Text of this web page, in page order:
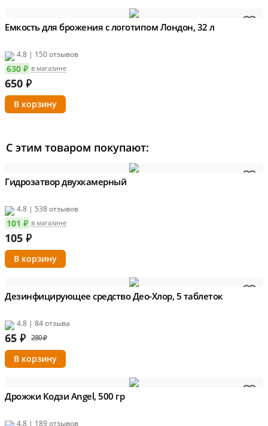
Емкость для брожения с логотипом Лондон, 32 л
4.8 | 150 отзывов
630 ₽ в магазине
650 ₽
С этим товаром покупают:
Гидрозатвор двухкамерный
4.8 | 538 отзывов
101 ₽ в магазине
105 ₽
Дезинфицирующее средство Део-Хлор, 5 таблеток
4.8 | 84 отзыва
65 ₽ 280 ₽
Дрожжи Кодзи Angel, 500 гр
4.8 | 189 отзывов